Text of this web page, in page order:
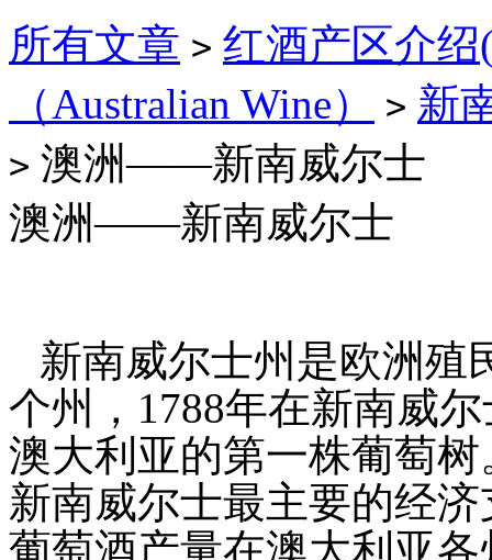
所有文章 > 红酒产区介绍
（Australian Wine）
> 新
> 澳洲——新南威尔士
澳洲——新南威尔士
新南威尔士州是欧洲殖
个州，1788年在新南威
澳大利亚的第一株葡萄
新南威尔士最主要的经
葡萄酒产量在澳大利亚